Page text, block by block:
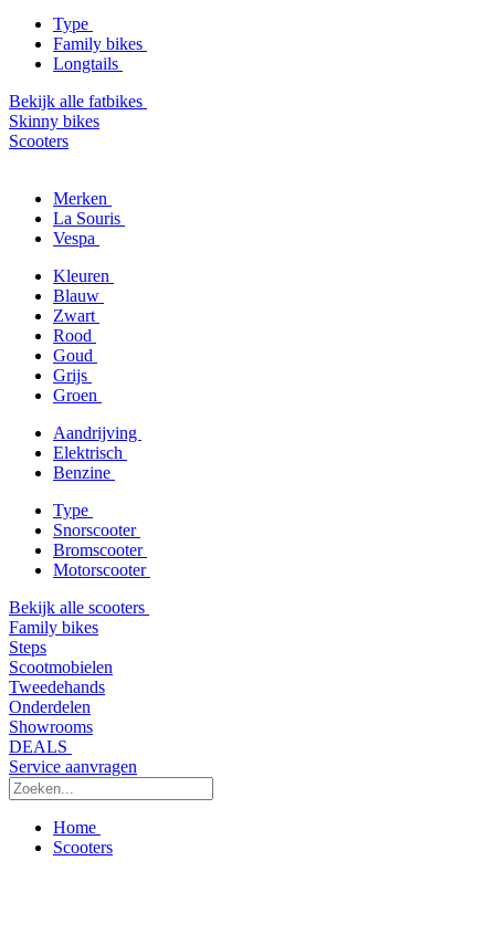
Type
Family bikes
Longtails
Bekijk alle fatbikes
Skinny bikes
Scooters
Merken
La Souris
Vespa
Kleuren
Blauw
Zwart
Rood
Goud
Grijs
Groen
Aandrijving
Elektrisch
Benzine
Type
Snorscooter
Bromscooter
Motorscooter
Bekijk alle scooters
Family bikes
Steps
Scootmobielen
Tweedehands
Onderdelen
Showrooms
DEALS
Service aanvragen
Home
Scooters